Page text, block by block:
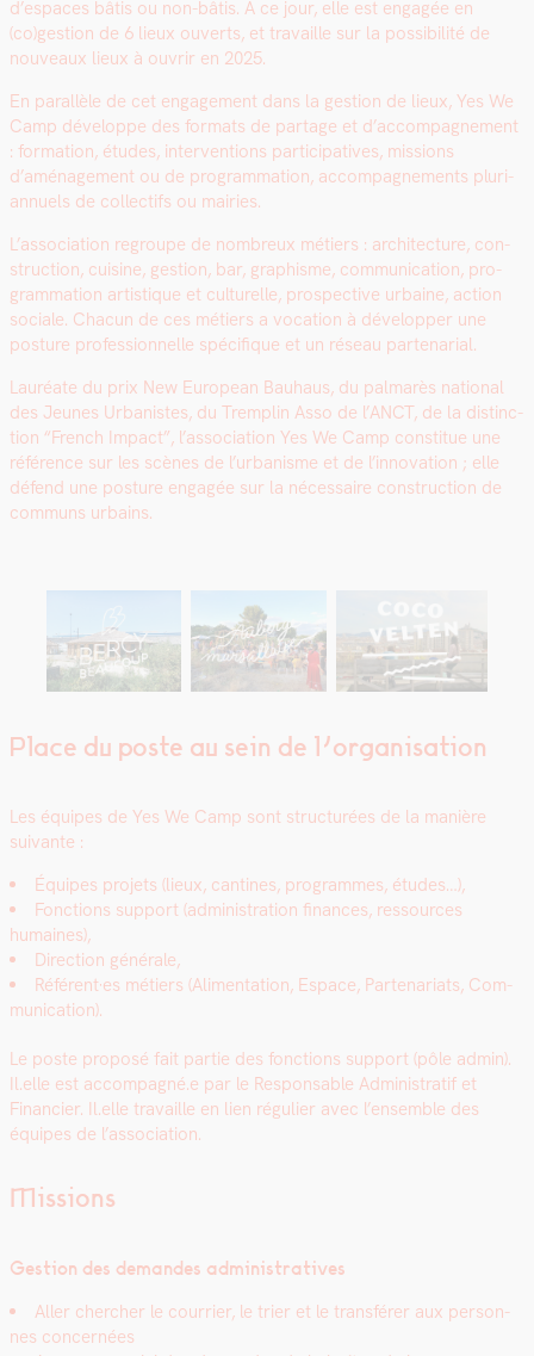
d’espaces bâtis ou non-bâtis. A ce jour, elle est engagée en
(co)gestion de 6 lieux ouverts, et tra­vaille sur la pos­si­bil­ité de
nou­veaux lieux à ouvrir en 2025.
En par­al­lèle de cet engage­ment dans la ges­tion de lieux, Yes We
Camp développe des for­mats de partage et d’accompagnement
: for­ma­tion, études, inter­ven­tions par­tic­i­pa­tives, mis­sions
d’aménagement ou de pro­gram­ma­tion, accom­pa­g­ne­ments pluri­
an­nuels de col­lec­tifs ou mairies.
L’association regroupe de nom­breux métiers : archi­tec­ture, con­
struc­tion, cui­sine, ges­tion, bar, graphisme, com­mu­ni­ca­tion, pro­
gram­ma­tion artis­tique et cul­turelle, prospec­tive urbaine, action
sociale. Cha­cun de ces métiers a voca­tion à dévelop­per une
pos­ture pro­fes­sion­nelle spé­ci­fique et un réseau parte­nar­i­al.
Lau­réate du prix New Euro­pean Bauhaus, du pal­marès nation­al
des Jeunes Urban­istes, du Trem­plin Asso de l’ANCT, de la dis­tinc­
tion “French Impact”, l’as­so­ci­a­tion Yes We Camp con­stitue une
référence sur les scènes de l’urbanisme et de l’innovation ; elle
défend une pos­ture engagée sur la néces­saire con­struc­tion de
com­muns urbains.
Place du poste au sein de l’organisation
Les équipes de Yes We Camp sont struc­turées de la manière
suiv­ante :
Équipes pro­jets (lieux, can­tines, pro­grammes, études…),
Fonc­tions sup­port (admin­is­tra­tion finances, ressources
humaines),
Direc­tion générale,
Référent·es métiers (Ali­men­ta­tion, Espace, Parte­nar­i­ats, Com­
mu­ni­ca­tion).
Le poste pro­posé fait par­tie des fonc­tions sup­port (pôle admin).
Il.elle est accompagné.e par le Respon­s­able Admin­is­tratif et
Financier. Il.elle tra­vaille en lien réguli­er avec l’ensemble des
équipes de l’association.
Missions
Ges­tion des deman­des admin­is­tra­tives
Aller chercher le cour­ri­er, le tri­er et le trans­fér­er aux per­son­
nes con­cernées